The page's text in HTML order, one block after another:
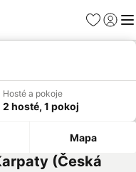
Oblíbené
Hosté a pokoje
2 hosté, 1 pokoj
Mapa
(Česká